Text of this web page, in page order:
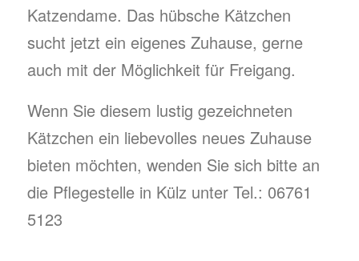
Katzendame. Das hübsche Kätzchen
sucht jetzt ein eigenes Zuhause, gerne
auch mit der Möglichkeit für Freigang.
Wenn Sie diesem lustig gezeichneten
Kätzchen ein liebevolles neues Zuhause
bieten möchten, wenden Sie sich bitte an
die Pflegestelle in Külz unter Tel.: 06761
5123